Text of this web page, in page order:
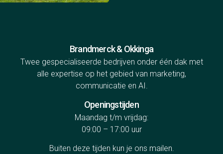
Brandmerck & Okkinga
Twee gespecialiseerde bedrijven onder één dak met
alle expertise op het gebied van marketing,
communicatie en AI.
Openingstijden
Maandag t/m vrijdag:
09:00 – 17:00 uur
Buiten deze tijden kun je ons mailen.